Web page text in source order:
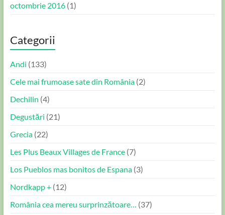
octombrie 2016(1)
Categorii
Andi (133)
Cele mai frumoase sate din România(2)
Dechilin (4)
Degustări (21)
Grecia(22)
Les Plus Beaux Villages de France(7)
Los Pueblos mas bonitos de Espana(3)
Nordkapp +(12)
România cea mereu surprinzătoare… (37)